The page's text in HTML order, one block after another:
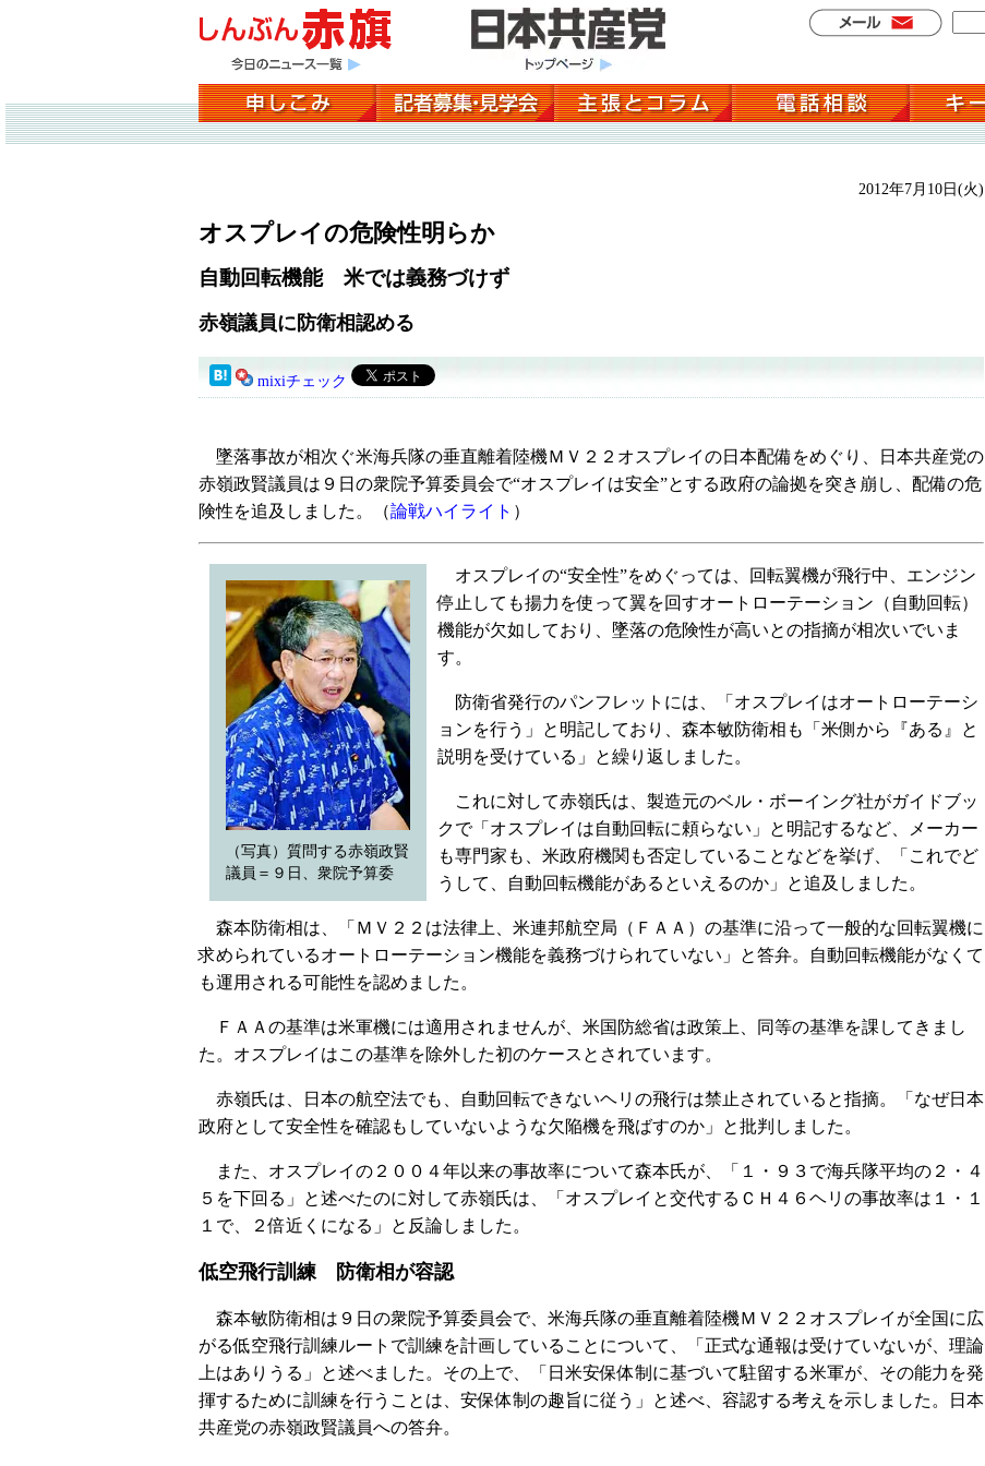
2012年7月10日(火)
オスプレイの危険性明らか
自動回転機能 米では義務づけず
赤嶺議員に防衛相認める
mixiチェック
墜落事故が相次ぐ米海兵隊の垂直離着陸機ＭＶ２２オスプレイの日本配備をめぐり、日本共産党の
赤嶺政賢議員は９日の衆院予算委員会で“オスプレイは安全”とする政府の論拠を突き崩し、配備の危
険性を追及しました。（論戦ハイライト ）
（写真）質問する赤嶺政賢
議員＝９日、衆院予算委
オスプレイの“安全性”をめぐっては、回転翼機が飛行中、エンジン
停止しても揚力を使って翼を回すオートローテーション（自動回転）
機能が欠如しており、墜落の危険性が高いとの指摘が相次いでいま
す。
防衛省発行のパンフレットには、「オスプレイはオートローテーシ
ョンを行う」と明記しており、森本敏防衛相も「米側から『ある』と
説明を受けている」と繰り返しました。
これに対して赤嶺氏は、製造元のベル・ボーイング社がガイドブッ
クで「オスプレイは自動回転に頼らない」と明記するなど、メーカー
も専門家も、米政府機関も否定していることなどを挙げ、「これでど
うして、自動回転機能があるといえるのか」と追及しました。
森本防衛相は、「ＭＶ２２は法律上、米連邦航空局（ＦＡＡ）の基準に沿って一般的な回転翼機に
求められているオートローテーション機能を義務づけられていない」と答弁。自動回転機能がなくて
も運用される可能性を認めました。
ＦＡＡの基準は米軍機には適用されませんが、米国防総省は政策上、同等の基準を課してきまし
た。オスプレイはこの基準を除外した初のケースとされています。
赤嶺氏は、日本の航空法でも、自動回転できないヘリの飛行は禁止されていると指摘。「なぜ日本
政府として安全性を確認もしていないような欠陥機を飛ばすのか」と批判しました。
また、オスプレイの２００４年以来の事故率について森本氏が、「１・９３で海兵隊平均の２・４
５を下回る」と述べたのに対して赤嶺氏は、「オスプレイと交代するＣＨ４６ヘリの事故率は１・１
１で、２倍近くになる」と反論しました。
低空飛行訓練 防衛相が容認
森本敏防衛相は９日の衆院予算委員会で、米海兵隊の垂直離着陸機ＭＶ２２オスプレイが全国に広
がる低空飛行訓練ルートで訓練を計画していることについて、「正式な通報は受けていないが、理論
上はありうる」と述べました。その上で、「日米安保体制に基づいて駐留する米軍が、その能力を発
揮するために訓練を行うことは、安保体制の趣旨に従う」と述べ、容認する考えを示しました。日本
共産党の赤嶺政賢議員への答弁。